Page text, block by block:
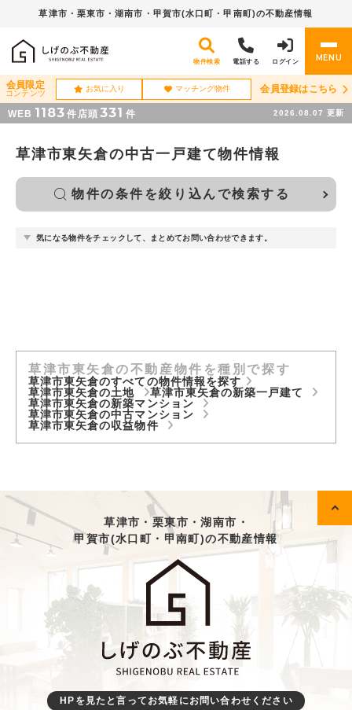
草津市・栗東市・湖南市・ 甲賀市(水口町・甲南町)の不動産情報
物件検索 電話する ログイン MENU
会員限定
コンテンツ
お気に入り マッチング物件 会員登録はこちら
WEB 1183 件 店頭 331 件 2026.08.07 更新
草津市東矢倉の中古一戸建て物件情報
物件の条件を絞り込んで検索する
気になる物件をチェックして、まとめてお問い合わせできます。
草津市東矢倉の不動産物件を種別で探す
草津市東矢倉のすべての物件情報を探す
草津市東矢倉の土地
草津市東矢倉の新築一戸建て
草津市東矢倉の新築マンション
草津市東矢倉の中古マンション
草津市東矢倉の収益物件
草津市・栗東市・湖南市・
甲賀市(水口町・甲南町)の不動産情報
HPを見たと言ってお気軽にお問い合わせください